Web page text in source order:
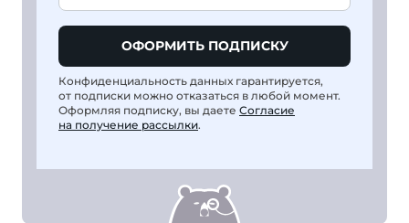
ОФОРМИТЬ ПОДПИСКУ
Конфиденциальность данных гарантируется,
от подписки можно отказаться в любой момент.
Оформляя подписку, вы даете Согласие
на получение рассылки.